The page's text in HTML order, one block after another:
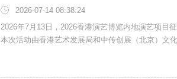
2026-07-14 08:38:24
2026年7月13日，2026香港演艺博览内地演艺项目
本次活动由香港艺术发展局和中传创展（北京）文